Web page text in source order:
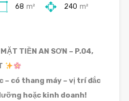
68 m² 240 m²
MẶT TIỀN AN SƠN – P.04,
– có thang máy – vị trí đắc
hoặc kinh doanh!